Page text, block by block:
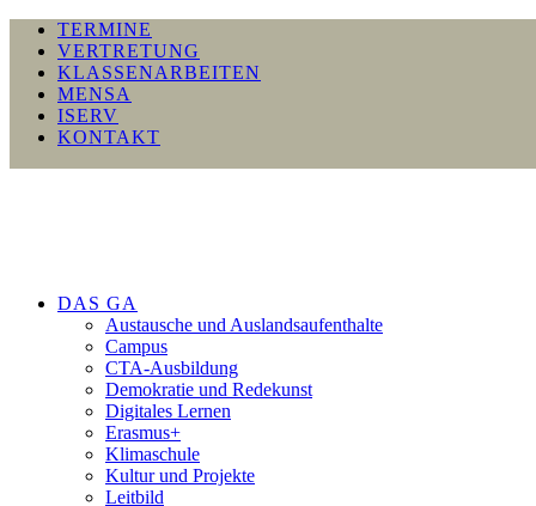
TERMINE
VERTRETUNG
KLASSENARBEITEN
MENSA
ISERV
KONTAKT
DAS GA
Austausche und Auslandsaufenthalte
Campus
CTA-Ausbildung
Demokratie und Redekunst
Digitales Lernen
Erasmus+
Klimaschule
Kultur und Projekte
Leitbild